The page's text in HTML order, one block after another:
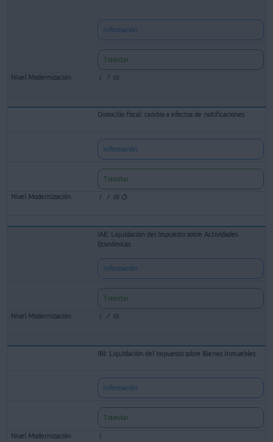
Información
Tramitar
Domicilio fiscal: cambio a efectos de notificaciones
Información
Tramitar
IAE: Liquidación del Impuesto sobre Actividades
Económicas
Información
Tramitar
IBI: Liquidación del Impuesto sobre Bienes Inmuebles
Información
Tramitar